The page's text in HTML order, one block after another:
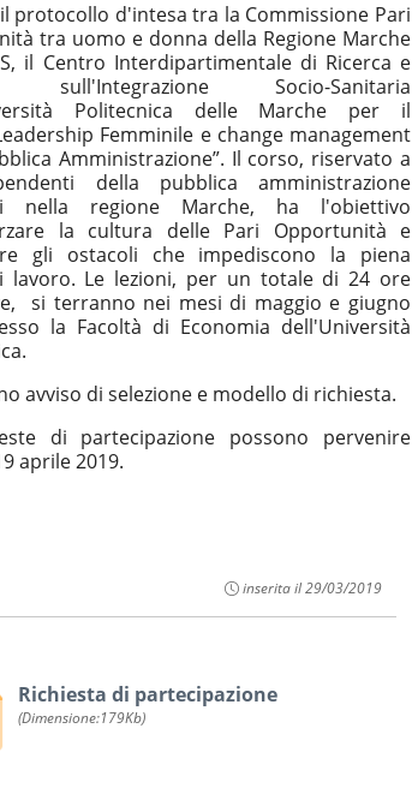
protocollo d'intesa tra la Commissione Pari
tra uomo e donna della Regione Marche
il Centro Interdipartimentale di Ricerca e
sull'Integrazione Socio-Sanitaria
Politecnica delle Marche per il
Femminile e change management
Amministrazione”. Il corso, riservato a
della pubblica amministrazione
nella regione Marche, ha l'obiettivo
la cultura delle Pari Opportunità e
gli ostacoli che impediscono la piena
lavoro. Le lezioni, per un totale di 24 ore
si terranno nei mesi di maggio e giugno
la Facoltà di Economia dell'Università
avviso di selezione e modello di richiesta.
di partecipazione possono pervenire
aprile 2019.
inserita il 29/03/2019
Richiesta di partecipazione
(Dimensione:179Kb)